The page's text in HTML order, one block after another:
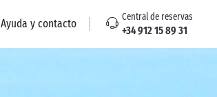
Ayuda y contacto Central de reservas
+34 912 15 89 31